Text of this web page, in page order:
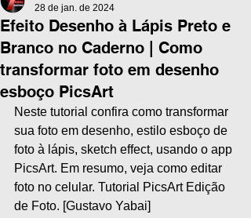
Efeito Desenho à Lápis Preto e
Branco no Caderno | Como
transformar foto em desenho
esboço PicsArt
28 de jan. de 2024
Neste tutorial confira como transformar
sua foto em desenho, estilo esboço de
foto à lápis, sketch effect, usando o app
PicsArt. Em resumo, veja como editar
foto no celular. Tutorial PicsArt Edição
de Foto. [Gustavo Yabai]